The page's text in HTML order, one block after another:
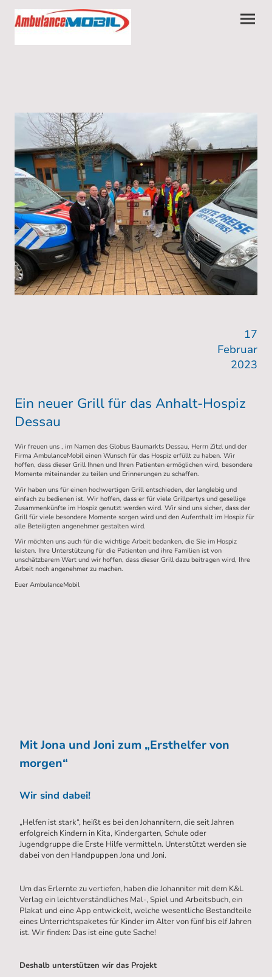
17
Februar
2023
Ein neuer Grill für das Anhalt-Hospiz
Dessau
Wir freuen uns , im Namen des Globus Baumarkts Dessau, Herrn Zitzl und der
Firma AmbulanceMobil einen Wunsch für das Hospiz erfüllt zu haben. Wir
hoffen, dass dieser Grill Ihnen und Ihren Patienten ermöglichen wird, besondere
Momente miteinander zu teilen und Erinnerungen zu schaffen.
Wir haben uns für einen hochwertigen Grill entschieden, der langlebig und
einfach zu bedienen ist. Wir hoffen, dass er für viele Grillpartys und gesellige
Zusammenkünfte im Hospiz genutzt werden wird. Wir sind uns sicher, dass der
Grill für viele besondere Momente sorgen wird und den Aufenthalt im Hospiz für
alle Beteiligten angenehmer gestalten wird.
Wir möchten uns auch für die wichtige Arbeit bedanken, die Sie im Hospiz
leisten. Ihre Unterstützung für die Patienten und ihre Familien ist von
unschätzbarem Wert und wir hoffen, dass dieser Grill dazu beitragen wird, Ihre
Arbeit noch angenehmer zu machen.
Euer AmbulanceMobil
Mit Jona und Joni zum „Ersthelfer von
morgen“
Wir sind dabei!
„Helfen ist stark“, heißt es bei den Johannitern, die seit Jahren
erfolgreich Kindern in Kita, Kindergarten, Schule oder
Jugendgruppe die Erste Hilfe vermitteln. Unterstützt werden sie
dabei von den Handpuppen Jona und Joni.
Um das Erlernte zu vertiefen, haben die Johanniter mit dem K&L
Verlag ein leichtverständliches Mal-, Spiel und Arbeitsbuch, ein
Plakat und eine App entwickelt, welche wesentliche Bestandteile
eines Unterrichtspaketes für Kinder im Alter von fünf bis elf Jahren
ist. Wir finden: Das ist eine gute Sache!
Deshalb unterstützen wir das Projekt